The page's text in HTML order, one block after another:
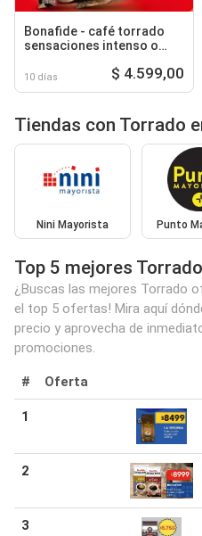
Bonafide - café torrado
sensaciones intenso o
10 días $ 4.599,00
Tiendas con Torrado
Nini Mayorista Punto
Top 5 mejores
¿Buscas las mejores Torrado
el top 5 ofertas! Mira aquí
precio y aprovecha de
promociones.
# Oferta
1
2
3